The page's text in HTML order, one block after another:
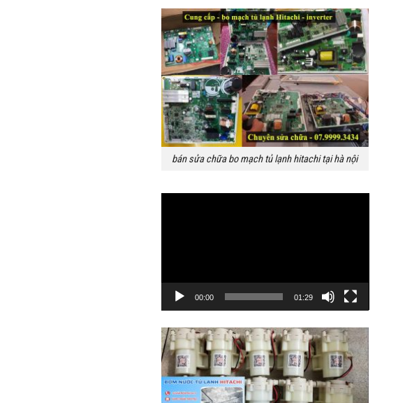
bán sửa chữa bo mạch tủ lạnh hitachi tại hà nội
00:00 01:29